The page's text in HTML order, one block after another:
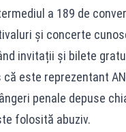
a 189 de
și concerte
invitații și bilete
că este reprezentant
penale depuse
folosită abuziv.